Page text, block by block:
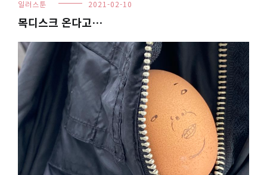
일러스툰 2021-02-10
목디스크 온다고…